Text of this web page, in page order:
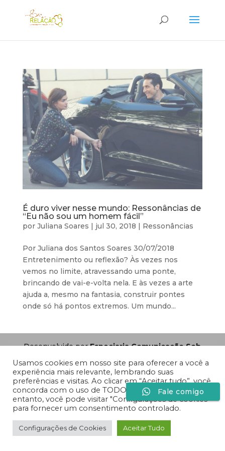
É duro viver nesse mundo: Ressonâncias de
“Eu não sou um homem fácil”
por Juliana Soares | jul 30, 2018 | Ressonâncias
Por Juliana dos Santos Soares 30/07/2018
Entretenimento ou reflexão? Às vezes nos
vemos no limite, atravessando uma ponte,
brincando de vai-e-volta nela. E às vezes a arte
ajuda a, mesmo na fantasia, construir pontes
onde só há pontos extremos. Um mundo...
Desenvolvido porEspeciaria Comunicação Sob
Medida
Usamos cookies em nosso site para oferecer a você a
experiência mais relevante, lembrando suas
preferências e visitas. Ao clicar em “Aceitar tudo”, você
concorda com o uso de TODOS os cookies. No
entanto, você pode visitar "Configurações de cookies"
para fornecer um consentimento controlado.
Configurações de Cookies Aceitar Tudo
Fale comigo